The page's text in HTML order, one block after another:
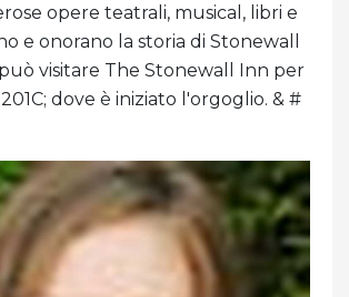
opere teatrali, musical, libri e
e onorano la storia di Stonewall
visitare The Stonewall Inn per
dove è iniziato l'orgoglio. & #